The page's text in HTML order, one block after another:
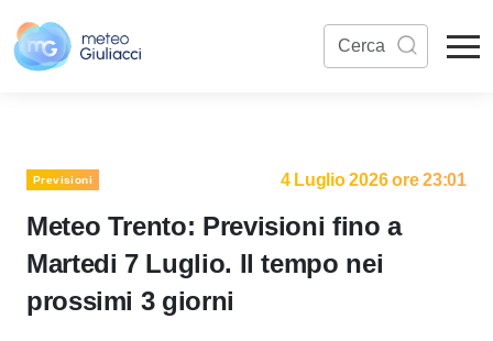
Previsioni 4 Luglio 2026 ore 23:01
Meteo Trento: Previsioni fino a
Martedi 7 Luglio. Il tempo nei
prossimi 3 giorni